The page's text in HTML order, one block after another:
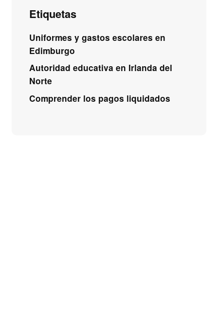
Etiquetas
Uniformes y gastos escolares en
Edimburgo
Autoridad educativa en Irlanda del
Norte
Comprender los pagos liquidados